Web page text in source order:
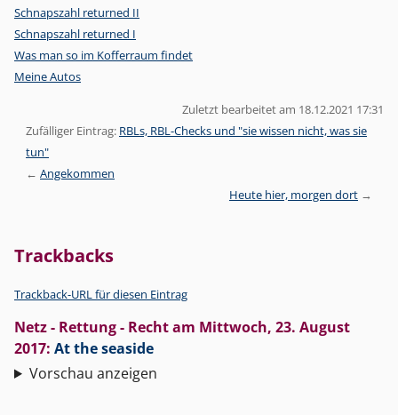
Schnapszahl returned II
Schnapszahl returned I
Was man so im Kofferraum findet
Meine Autos
Zuletzt bearbeitet am 18.12.2021 17:31
Zufälliger Eintrag: RBLs, RBL-Checks und "sie wissen nicht, was sie
tun"
Angekommen
Heute hier, morgen dort
Trackbacks
Trackback-URL für diesen Eintrag
Netz - Rettung - Rechtam Mittwoch, 23. August
2017: At the seaside
Vorschau anzeigen